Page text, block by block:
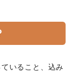
いること、込み